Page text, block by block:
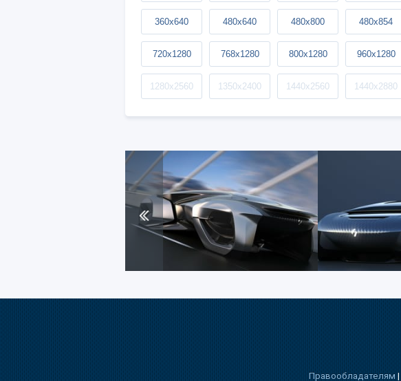
360x640 480x640 480x800 480x854
720x1280 768x1280 800x1280 960x1280
1280x2560 1350x2400 1440x2560 1440x2880
Правообладателям|